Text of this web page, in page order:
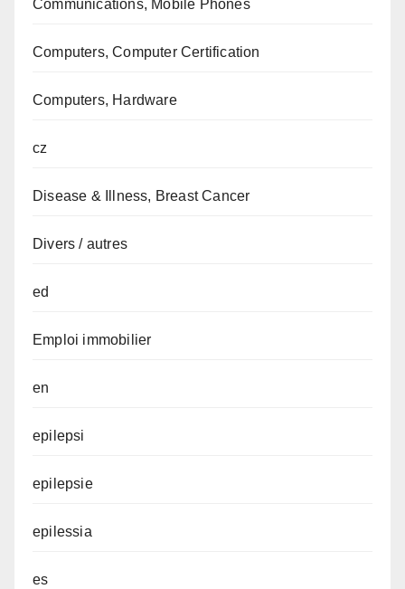
Communications, Mobile Phones
Computers, Computer Certification
Computers, Hardware
cz
Disease & Illness, Breast Cancer
Divers / autres
ed
Emploi immobilier
en
epilepsi
epilepsie
epilessia
es